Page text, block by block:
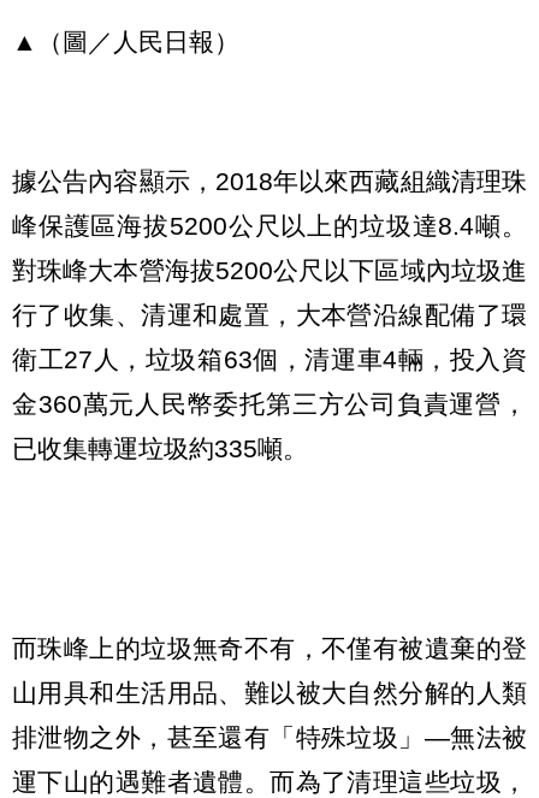
▲（圖／人民日報）
據公告內容顯示，2018年以來西藏組織清理珠
峰保護區海拔5200公尺以上的垃圾達8.4噸。
對珠峰大本營海拔5200公尺以下區域內垃圾進
行了收集、清運和處置，大本營沿線配備了環
衛工27人，垃圾箱63個，清運車4輛，投入資
金360萬元人民幣委托第三方公司負責運營，
已收集轉運垃圾約335噸。
而珠峰上的垃圾無奇不有，不僅有被遺棄的登
山用具和生活用品、難以被大自然分解的人類
排泄物之外，甚至還有「特殊垃圾」—無法被
運下山的遇難者遺體。而為了清理這些垃圾，